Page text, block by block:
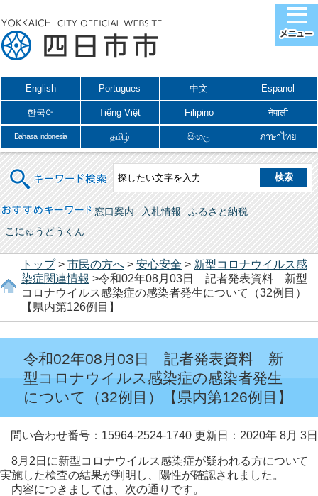
English Portugues 中文 Espanol
한국어 Tiếng Việt Filipino नेपाली
Bahasa Indonesia தமிழ் සිංහල ภาษาไทย
キーワード検索
おすすめキーワード 窓口案内 入札情報
ふるさと納税
こにゅうどうくん
トップ> 市民の方へ > 安心安全 > 新型コロナウイルス感
染症関連情報 >令和02年08月03日 記者発表資料 新型
コロナウイルス感染症の感染者発生について（32例目）
【県内第126例目】
令和02年08月03日 記者発表資料 新
型コロナウイルス感染症の感染者発生
について（32例目）【県内第126例目】
問い合わせ番号：15964-2524-1740 更新日：2020年 8月 3日
8月2日に新型コロナウイルス感染症が疑われる方について
実施した検査の結果が判明し、陽性が確認されました。
内容につきましては、次の通りです。